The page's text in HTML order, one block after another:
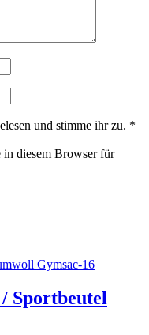
und stimme ihr zu. *
diesem Browser für
Sportbeutel